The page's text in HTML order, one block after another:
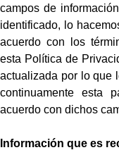
campos de
identificado, lo
acuerdo con los
esta Política de
actualizada por lo que
continuamente esta
acuerdo con dichos
Información que es